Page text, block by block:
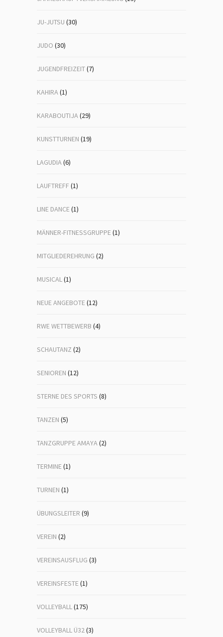
JU-JUTSU (30)
JUDO (30)
JUGENDFREIZEIT(7)
KAHIRA(1)
KARABOUTIJA(29)
KUNSTTURNEN (19)
LAGUDIA(6)
LAUFTREFF (1)
LINE DANCE(1)
MÄNNER-FITNESSGRUPPE(1)
MITGLIEDEREHRUNG (2)
MUSICAL(1)
NEUE ANGEBOTE(12)
RWE WETTBEWERB (4)
SCHAUTANZ (2)
SENIOREN (12)
STERNE DES SPORTS (8)
TANZEN (5)
TANZGRUPPE AMAYA(2)
TERMINE(1)
TURNEN (1)
ÜBUNGSLEITER (9)
VEREIN (2)
VEREINSAUSFLUG (3)
VEREINSFESTE(1)
VOLLEYBALL(175)
VOLLEYBALL Ü32(3)